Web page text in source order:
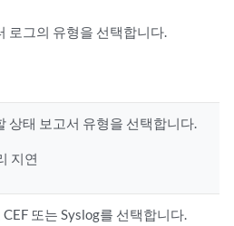
로그의 유형을 선택합니다.
상태 보고서 유형을 선택합니다.
지연
또는 Syslog를 선택합니다.